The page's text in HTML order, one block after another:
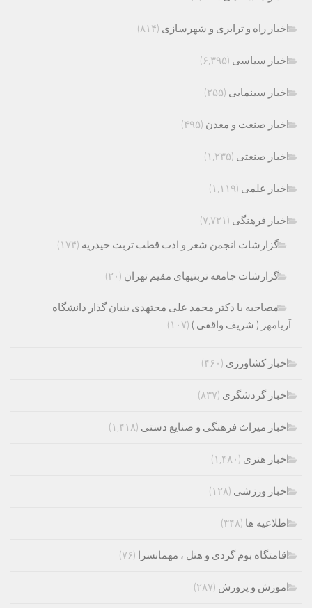
اخبار راه و ترابری و شهرسازی (۸۱۴)
اخبار سیاسی (۶,۳۹۵)
اخبار سینمایی (۲۵۵)
اخبار صنعت و معدن (۴۹۵)
اخبار صنعتی (۱,۲۳۵)
اخبار علمی (۱,۱۱۹)
اخبار فرهنگی (۷,۷۲۱)
گزارشات انجمن شعر و ادب قطب تربت حیدریه (۱۷۴)
گزارشات جامعه تربتیهای مقیم تهران (۲۰)
مصاحبه با دکتر محمد علی مجتهدی بنیان گذار دانشگاه
آریامهر ( شریف واقفی ) (۱۰۷)
اخبار کشاورزی (۴۶۰)
اخبار گردشگری (۸۳۷)
اخبار میراث فرهنگی و صنایع دستی (۱,۴۱۸)
اخبار هنری (۱,۴۸۰)
اخبار ورزشی (۱۲۸)
اطلاعیه ها (۳۴۸)
اقامتگاه بوم گردی و هتل ، مهمانسرا (۷۶)
اموزش و پرورش (۲۸۷)